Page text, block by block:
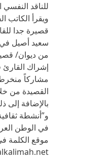
للناقد النفسي
ويقرأ
قصيرة جدا
سعيد أصيل في
من ديوان/
إشراك القارئ
مشاركاً
القصيدة من
بالإضافة إلى
و”أنشطة
في الوطن
موقع الكلمة